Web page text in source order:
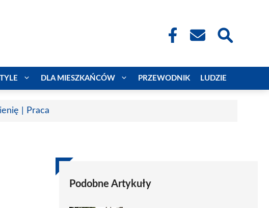
DLA MIESZKAŃCÓW PRZEWODNIK LUDZIE
| Praca
Podobne Artykuły